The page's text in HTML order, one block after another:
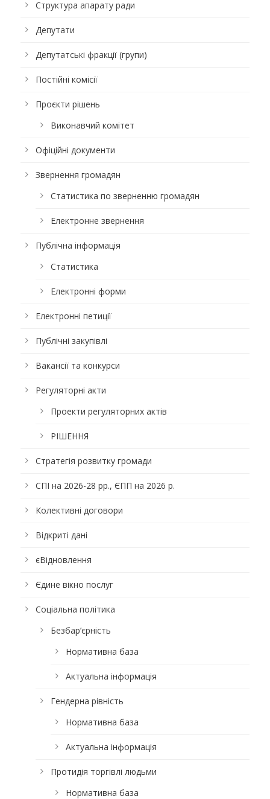
Структура апарату ради
Депутати
Депутатські фракції (групи)
Постійні комісії
Проєкти рішень
Виконавчий комітет
Офіційні документи
Звернення громадян
Статистика по зверненню громадян
Електронне звернення
Публічна інформація
Статистика
Електронні форми
Електронні петиції
Публічні закупівлі
Вакансії та конкурси
Регуляторні акти
Проекти регуляторних актів
РІШЕННЯ
Стратегія розвитку громади
СПІ на 2026-28 рр., ЄПП на 2026 р.
Колективні договори
Відкриті дані
єВідновлення
Єдине вікно послуг
Соціальна політика
Безбар’єрність
Нормативна база
Актуальна інформація
Гендерна рівність
Нормативна база
Актуальна інформація
Протидія торгівлі людьми
Нормативна база